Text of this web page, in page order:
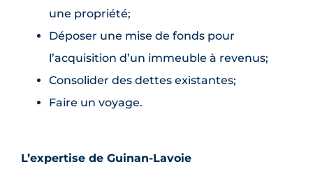
une propriété;
Déposer une mise de fonds pour
l’acquisition d’un immeuble à revenus;
Consolider des dettes existantes;
Faire un voyage.
L’expertise de Guinan-Lavoie